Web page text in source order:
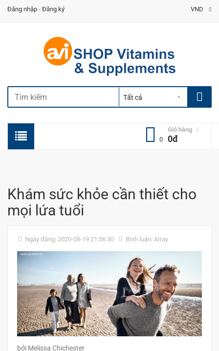
Đăng nhập - Đăng ký VND
Giỏ hàng
0
0đ
Khám sức khỏe cần thiết cho
mọi lứa tuổi
Ngày đăng: 2020-08-19 21:56:30 Bình luận: Array
bởi Melissa Chichester